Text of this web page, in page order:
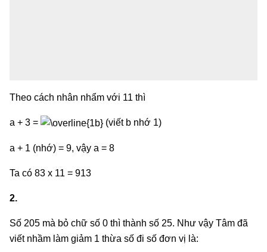
Theo cách nhân nhẩm với 11 thì
a + 3 = (viết b nhớ 1)
a + 1 (nhớ) = 9, vậy a = 8
Ta có 83 x 11 = 913
2.
Số 205 mà bỏ chữ số 0 thì thành số 25. Như vậy Tâm đã
viết nhầm làm giảm 1 thừa số đi số đơn vị là: